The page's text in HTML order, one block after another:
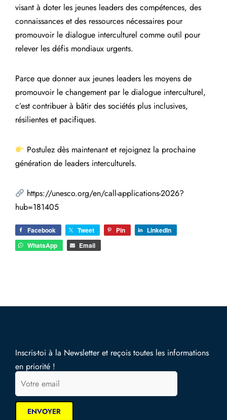
visant à doter les jeunes leaders des compétences, des
connaissances et des ressources nécessaires pour
promouvoir le dialogue interculturel comme outil pour
relever les défis mondiaux urgents.
Parce que donner aux jeunes leaders les moyens de
promouvoir le changement par le dialogue interculturel,
c’est contribuer à bâtir des sociétés plus inclusives,
résilientes et pacifiques.
Postulez dès maintenant et rejoignez la prochaine
génération de leaders interculturels.
https://unesco.org/en/call-applications-2026?
hub=181405
Facebook Tweet Pin
LinkedIn
WhatsApp
Email
Inscris-toi à la Newsletter et reçois toutes les informations
en priorité !